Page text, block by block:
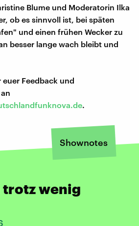
Blume und Moderatorin Ilka
ob es sinnvoll ist, bei späten
und einen frühen Wecker zu
besser lange wach bleibt und
Feedback und
.
Shownotes
trotz wenig